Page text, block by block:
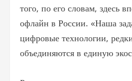
того, по его словам, здесь
офлайн в России. «Наша
цифровые технологии,
объединяются в единую